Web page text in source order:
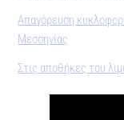
Απαγόρευση
Μεσσηνίας
Στις αποθήκες του